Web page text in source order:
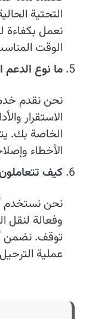
التحتية
نعمل بكفاءة
الوقت
ما نوع الدعم
نحن نقدم
الاستقرار
الخاصة بك.
الأخطاء
كيف
نحن نستخدم
وفعالة لنقل
توقف. نضمن
عملية